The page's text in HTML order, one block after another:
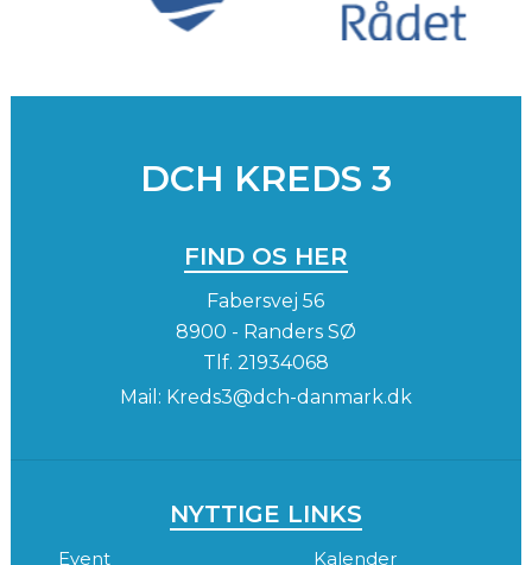
DCH KREDS 3
FIND OS HER
Fabersvej 56
8900 - Randers SØ
Tlf. 21934068
Mail: Kreds3@dch-danmark.dk
NYTTIGE LINKS
Event Kalender